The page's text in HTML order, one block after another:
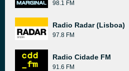
98.1 FM
Radio Radar (Lisboa)
97.8 FM
Radio Cidade FM
91.6 FM